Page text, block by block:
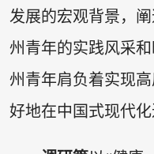
发展的宏观背景，
州青年的实践风采
州青年肩负着实现
好地在中国式现代化